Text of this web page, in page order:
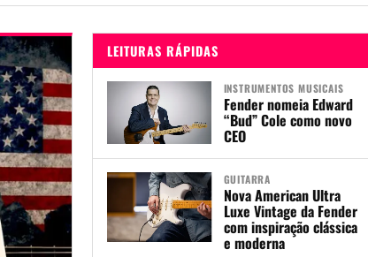
LEITURAS RÁPIDAS
INSTRUMENTOS MUSICAIS
Fender nomeia Edward
“Bud” Cole como novo
CEO
GUITARRA
Nova American Ultra
Luxe Vintage da Fender
com inspiração clássica
e moderna